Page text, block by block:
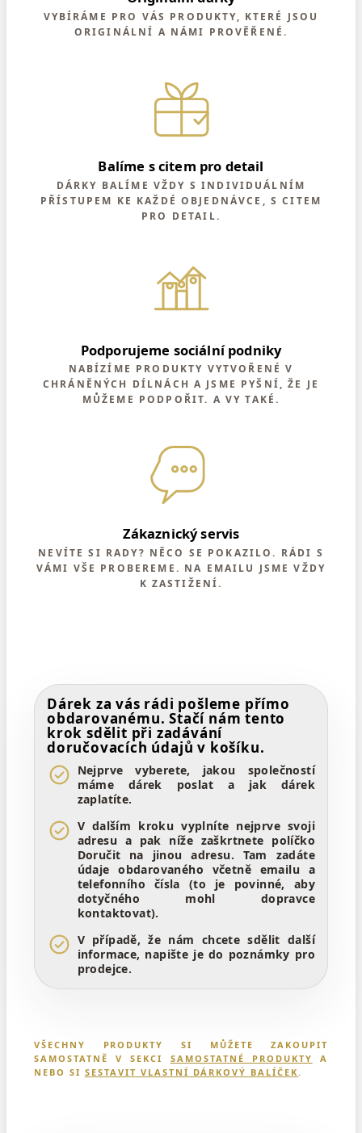
VYBÍRÁME PRO VÁS PRODUKTY, KTERÉ JSOU
ORIGINÁLNÍ A NÁMI PROVĚŘENÉ.
Balíme s citem pro detail
DÁRKY BALÍME VŽDY S INDIVIDUÁLNÍM
PŘÍSTUPEM KE KAŽDÉ OBJEDNÁVCE, S CITEM
PRO DETAIL.
Podporujeme sociální podniky
NABÍZÍME PRODUKTY VYTVOŘENÉ V
CHRÁNĚNÝCH DÍLNÁCH A JSME PYŠNÍ, ŽE JE
MŮŽEME PODPOŘIT. A VY TAKÉ.
Zákaznický servis
NEVÍTE SI RADY? NĚCO SE POKAZILO. RÁDI S
VÁMI VŠE PROBEREME. NA EMAILU JSME VŽDY
K ZASTIŽENÍ.
Dárek za vás rádi pošleme přímo
obdarovanému. Stačí nám tento
krok sdělit při zadávání
doručovacích údajů v košíku.
Nejprve vyberete, jakou společností
máme dárek poslat a jak dárek
zaplatíte.
V dalším kroku vyplníte nejprve svoji
adresu a pak níže zaškrtnete políčko
Doručit na jinou adresu. Tam zadáte
údaje obdarovaného včetně emailu a
telefonního čísla (to je povinné, aby
dotyčného mohl dopravce
kontaktovat).
V případě, že nám chcete sdělit další
informace, napište je do poznámky pro
prodejce.
VŠECHNY PRODUKTY SI MŮŽETE ZAKOUPIT
SAMOSTATNĚ V SEKCI SAMOSTATNÉ PRODUKTY
A
NEBO SI SESTAVIT VLASTNÍ DÁRKOVÝ BALÍČEK .